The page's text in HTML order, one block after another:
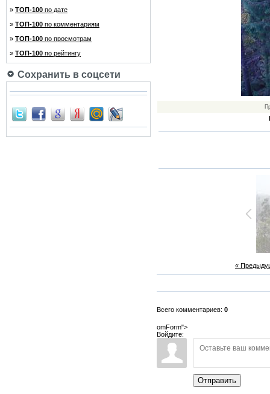
» ТОП-100 по дате
» ТОП-100 по комментариям
» ТОП-100 по просмотрам
» ТОП-100 по рейтингу
Сохранить в соцсети
«
Всего комментариев: 0
omForm">
Войдите:
Отправить